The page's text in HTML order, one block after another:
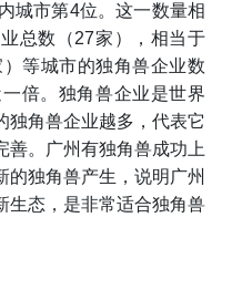
城市第4位。这一数量相
总数（27家），相当于
等城市的独角兽企业数
倍。独角兽企业是世界
独角兽企业越多，代表它
善。广州有独角兽成功上
的独角兽产生，说明广州
生态，是非常适合独角兽